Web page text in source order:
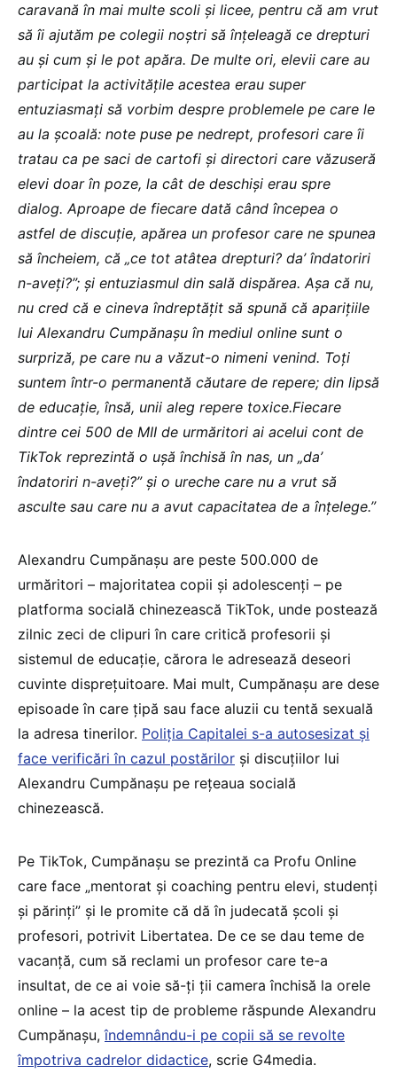
caravană în mai multe scoli și licee, pentru că am vrut
să îi ajutăm pe colegii noștri să înțeleagă ce drepturi
au și cum și le pot apăra. De multe ori, elevii care au
participat la activitățile acestea erau super
entuziasmați să vorbim despre problemele pe care le
au la școală: note puse pe nedrept, profesori care îi
tratau ca pe saci de cartofi și directori care văzuseră
elevi doar în poze, la cât de deschiși erau spre
dialog. Aproape de fiecare dată când începea o
astfel de discuție, apărea un profesor care ne spunea
să încheiem, că „ce tot atâtea drepturi? da’ îndatoriri
n-aveți?”; și entuziasmul din sală dispărea. Așa că nu,
nu cred că e cineva îndreptățit să spună că aparițiile
lui Alexandru Cumpănașu în mediul online sunt o
surpriză, pe care nu a văzut-o nimeni venind. Toți
suntem într-o permanentă căutare de repere; din lipsă
de educație, însă, unii aleg repere toxice.Fiecare
dintre cei 500 de MII de urmăritori ai acelui cont de
TikTok reprezintă o ușă închisă în nas, un „da’
îndatoriri n-aveți?” și o ureche care nu a vrut să
asculte sau care nu a avut capacitatea de a înțelege.”
Alexandru Cumpănașu are peste 500.000 de
urmăritori – majoritatea copii și adolescenți – pe
platforma socială chinezească TikTok, unde postează
zilnic zeci de clipuri în care critică profesorii și
sistemul de educație, cărora le adresează deseori
cuvinte disprețuitoare. Mai mult, Cumpănașu are dese
episoade în care țipă sau face aluzii cu tentă sexuală
la adresa tinerilor. Poliția Capitalei s-a autosesizat și
face verificări în cazul postărilor și discuțiilor lui
Alexandru Cumpănașu pe rețeaua socială
chinezească.
Pe TikTok, Cumpănașu se prezintă ca Profu Online
care face „mentorat și coaching pentru elevi, studenți
și părinți” și le promite că dă în judecată școli și
profesori, potrivit Libertatea. De ce se dau teme de
vacanță, cum să reclami un profesor care te-a
insultat, de ce ai voie să-ți ții camera închisă la orele
online – la acest tip de probleme răspunde Alexandru
Cumpănașu,îndemnându-i pe copii să se revolte
împotriva cadrelor didactice, scrie G4media.